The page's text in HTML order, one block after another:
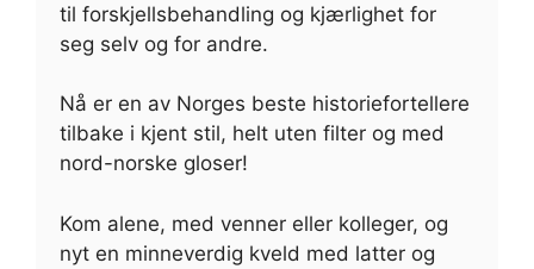
til forskjellsbehandling og kjærlighet for
seg selv og for andre.
Nå er en av Norges beste historiefortellere
tilbake i kjent stil, helt uten filter og med
nord-norske gloser!
Kom alene, med venner eller kolleger, og
nyt en minneverdig kveld med latter og